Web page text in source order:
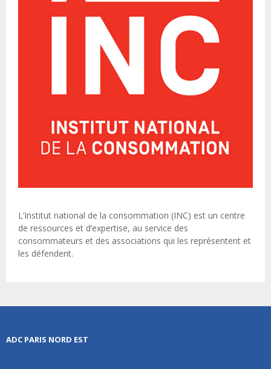
L’Institut national de la consommation (INC) est un centre
de ressources et d’expertise, au service des
consommateurs et des associations qui les représentent et
les défendent.
ADC PARIS NORD EST